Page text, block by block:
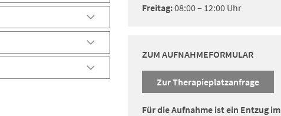
Freitag:08:00 – 12:00 Uhr
ZUM AUFNAHMEFORMULAR
Zur Therapieplatzanfrage
Für die Aufnahme ist ein Entzug im